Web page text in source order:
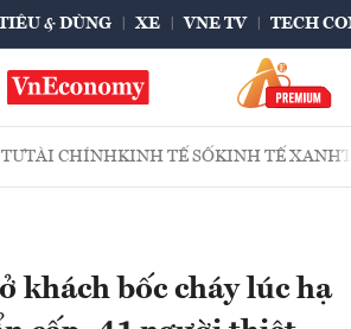
& DÙNG XE VNE TV TECH
TÀI CHÍNHKINH TẾ SỐKINH TẾ XANH
khách bốc cháy lúc hạ